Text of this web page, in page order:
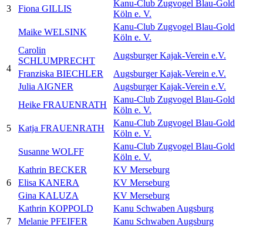
3
Fiona GILLIS
Kanu-Club Zugvogel Blau-Gold
Köln e. V.
Maike WELSINK
Kanu-Club Zugvogel Blau-Gold
Köln e. V.
4
Carolin
SCHLUMPRECHT
Augsburger Kajak-Verein e.V.
Franziska BIECHLER
Augsburger Kajak-Verein e.V.
Julia AIGNER
Augsburger Kajak-Verein e.V.
5
Heike FRAUENRATH
Kanu-Club Zugvogel Blau-Gold
Köln e. V.
Katja FRAUENRATH
Kanu-Club Zugvogel Blau-Gold
Köln e. V.
Susanne WOLFF
Kanu-Club Zugvogel Blau-Gold
Köln e. V.
6
Kathrin BECKER
KV Merseburg
Elisa KANERA
KV Merseburg
Gina KALUZA
KV Merseburg
7
Kathrin KOPPOLD
Kanu Schwaben Augsburg
Melanie PFEIFER
Kanu Schwaben Augsburg